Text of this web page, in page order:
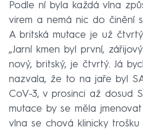
Podle ní byla každá vlna
virem a nemá nic do činění
A britská mutace je už
„Jarní kmen byl první,
nový, britský, je čtvrtý. Já
nazvala, že to na jaře byl
CoV-3, v prosinci až dosud
mutace by se měla
vlna se chová klinicky trošku